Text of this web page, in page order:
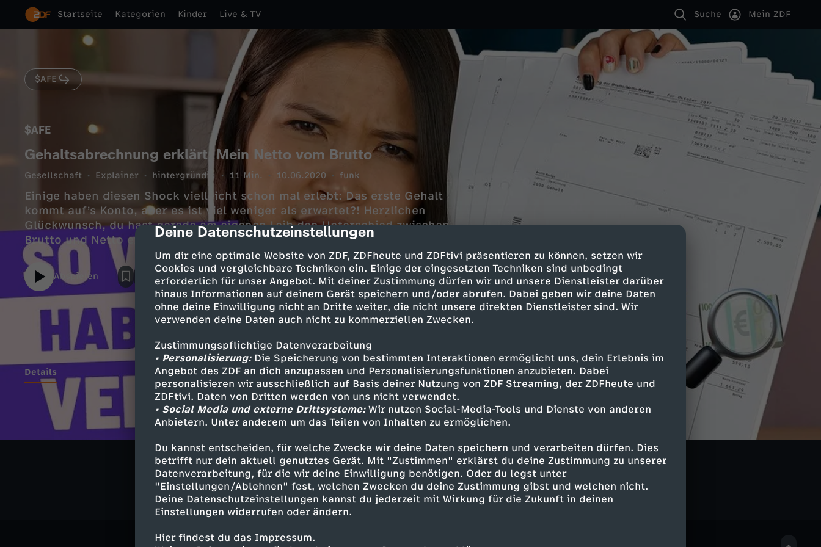
cmp-dialog-description
Deine Datenschutzeinstellungen
Um dir eine optimale Website von ZDF, ZDFheute und ZDFtivi präsentieren zu können, setzen wir
Cookies und vergleichbare Techniken ein. Einige der eingesetzten Techniken sind unbedingt
erforderlich für unser Angebot. Mit deiner Zustimmung dürfen wir und unsere Dienstleister darüber
hinaus Informationen auf deinem Gerät speichern und/oder abrufen. Dabei geben wir deine Daten
ohne deine Einwilligung nicht an Dritte weiter, die nicht unsere direkten Dienstleister sind. Wir
verwenden deine Daten auch nicht zu kommerziellen Zwecken.
Zustimmungspflichtige Datenverarbeitung
• Personalisierung:Die Speicherung von bestimmten Interaktionen ermöglicht uns, dein Erlebnis im
Angebot des ZDF an dich anzupassen und Personalisierungsfunktionen anzubieten. Dabei
personalisieren wir ausschließlich auf Basis deiner Nutzung von ZDF Streaming, der ZDFheute und
ZDFtivi. Daten von Dritten werden von uns nicht verwendet.
• Social Media und externe Drittsysteme:Wir nutzen Social-Media-Tools und Dienste von anderen
Anbietern. Unter anderem um das Teilen von Inhalten zu ermöglichen.
Du kannst entscheiden, für welche Zwecke wir deine Daten speichern und verarbeiten dürfen. Dies
betrifft nur dein aktuell genutztes Gerät. Mit "Zustimmen" erklärst du deine Zustimmung zu unserer
Datenverarbeitung, für die wir deine Einwilligung benötigen. Oder du legst unter
"Einstellungen/Ablehnen" fest, welchen Zwecken du deine Zustimmung gibst und welchen nicht.
Deine Datenschutzeinstellungen kannst du jederzeit mit Wirkung für die Zukunft in deinen
Einstellungen widerrufen oder ändern.
Hier findest du das Impressum.
Startseite Kategorien Kinder Live & TV Suche Mein ZDF
$AFE
$AFE
Gehaltsabrechnung erklärt: Mein Netto vom Brutto
Gesellschaft Explainer hintergründig 11 Min. 10.06.2020 funk
Einige haben diesen Shock vielleicht schon mal erlebt: Das erste Gehalt
kommt auf’s Konto, aber es ist viel weniger als erwartet?! Herzlichen
Glückwunsch, du hast gerade am eigenen Leib den Unterschied zwischen
Brutto und Netto erfahren. Wie viele Steuern in die Staatskasse gehen und
welche Beträge an Versicherungen abgeführt werden, lässt sich ja
eigentlich auf der monatlichen Lohnabrechnung nachvollziehen. Wem diese
aber zu kompliziert und wirr ist, dem schafft Hazel mit dem heutigen Video
Abhilfe. Dabei erklärt sie nicht nur Lohnsteuer, Solidaritätszuschlag,
Kranken-Renten-und Pflegeversicherung, sondern gibt auch Tipps, wie ihr
euch vor der ersten Gehaltsverhandlung einen realistischen Betrag
errechnen könnt - und das ganz ohne Mathe-Skills!
Abspielen
Details
Ähnliche Inhalte entdecken
Gesellschaft Explainer hintergründig $AFE